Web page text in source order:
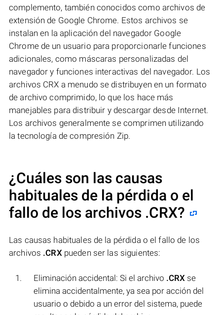
complemento, también conocidos como archivos de
extensión de Google Chrome. Estos archivos se
instalan en la aplicación del navegador Google
Chrome de un usuario para proporcionarle funciones
adicionales, como máscaras personalizadas del
navegador y funciones interactivas del navegador. Los
archivos CRX a menudo se distribuyen en un formato
de archivo comprimido, lo que los hace más
manejables para distribuir y descargar desde Internet.
Los archivos generalmente se comprimen utilizando
la tecnología de compresión Zip.
¿Cuáles son las causas
habituales de la pérdida o el
fallo de los archivos .CRX?
Las causas habituales de la pérdida o el fallo de los
archivos .CRX pueden ser las siguientes:
Eliminación accidental: Si el archivo .CRX se
elimina accidentalmente, ya sea por acción del
usuario o debido a un error del sistema, puede